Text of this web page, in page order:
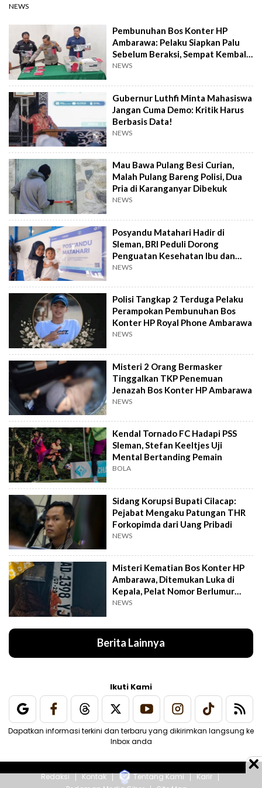
NEWS
Pembunuhan Bos Konter HP
Ambarawa: Pelaku Siapkan Palu
Sebelum Beraksi, Sempat Kembali
Datangi TKP
NEWS
Gubernur Luthfi Minta Mahasiswa
Jangan Cuma Demo: Kritik Harus
Berbasis Data!
NEWS
Mau Bawa Pulang Besi Curian,
Malah Pulang Bareng Polisi, Dua
Pria di Karanganyar Dibekuk
NEWS
Posyandu Matahari Hadir di
Sleman, BRI Peduli Dorong
Penguatan Kesehatan Ibu dan
Anak
NEWS
Polisi Tangkap 2 Terduga Pelaku
Perampokan Pembunuhan Bos
Konter HP Royal Phone Ambarawa
NEWS
Misteri 2 Orang Bermasker
Tinggalkan TKP Penemuan
Jenazah Bos Konter HP Ambarawa
NEWS
Kendal Tornado FC Hadapi PSS
Sleman, Stefan Keeltjes Uji
Mental Bertanding Pemain
BOLA
Sidang Korupsi Bupati Cilacap:
Pejabat Mengaku Patungan THR
Forkopimda dari Uang Pribadi
NEWS
Misteri Kematian Bos Konter HP
Ambarawa, Ditemukan Luka di
Kepala, Pelat Nomor Berlumur
Darah
NEWS
Berita Lainnya
Ikuti Kami
Dapatkan informasi terkini dan terbaru yang dikirimkan langsung ke
Inbox anda
Redaksi Kontak Tentang Kami
Karir